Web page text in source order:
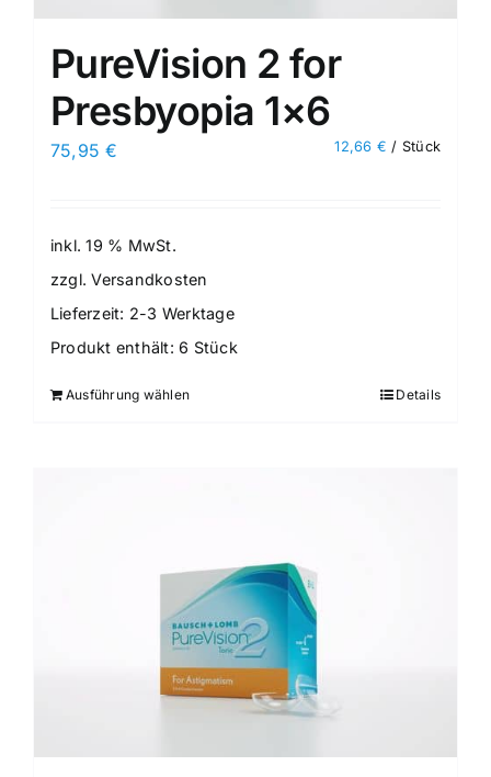
PureVision 2 for
Presbyopia 1×6
75,95€ 12,66 € / Stück
inkl. 19 % MwSt.
zzgl.Versandkosten
Lieferzeit: 2-3 Werktage
Produkt enthält: 6 Stück
Ausführung wählen Details